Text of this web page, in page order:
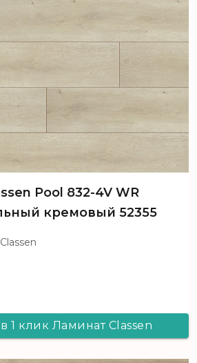
Pool 832-4V WR
кремовый 52355
1 клик Ламинат Сlassen